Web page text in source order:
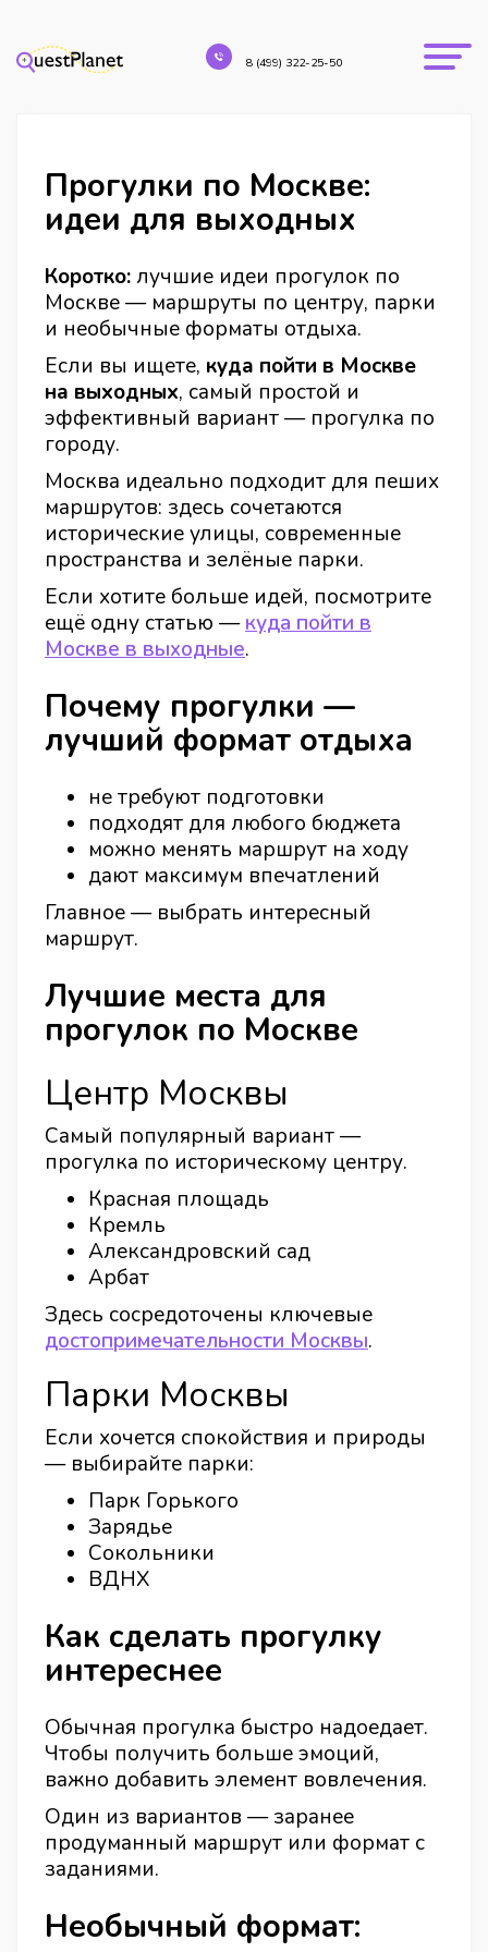
8 (499) 322-25-50
Прогулки по Москве:
идеи для выходных
Коротко:лучшие идеи прогулок по
Москве — маршруты по центру, парки
и необычные форматы отдыха.
Если вы ищете, куда пойти в Москве
на выходных, самый простой и
эффективный вариант — прогулка по
городу.
Москва идеально подходит для пеших
маршрутов: здесь сочетаются
исторические улицы, современные
пространства и зелёные парки.
Если хотите больше идей, посмотрите
ещё одну статью —куда пойти в
Москве в выходные.
Почему прогулки —
лучший формат отдыха
не требуют подготовки
подходят для любого бюджета
можно менять маршрут на ходу
дают максимум впечатлений
Главное — выбрать интересный
маршрут.
Лучшие места для
прогулок по Москве
Центр Москвы
Самый популярный вариант —
прогулка по историческому центру.
Красная площадь
Кремль
Александровский сад
Арбат
Здесь сосредоточены ключевые
достопримечательности Москвы.
Парки Москвы
Если хочется спокойствия и природы
— выбирайте парки:
Парк Горького
Зарядье
Сокольники
ВДНХ
Как сделать прогулку
интереснее
Обычная прогулка быстро надоедает.
Чтобы получить больше эмоций,
важно добавить элемент вовлечения.
Один из вариантов — заранее
продуманный маршрут или формат с
заданиями.
Необычный формат: